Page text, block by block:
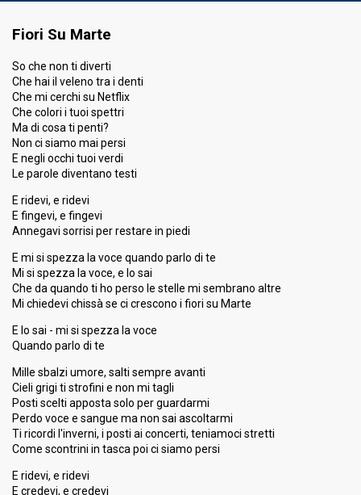
Fiori Su Marte
So che non ti diverti
Che hai il veleno tra i denti
Che mi cerchi su Netflix
Che colori i tuoi spettri
Ma di cosa ti penti?
Non ci siamo mai persi
E negli occhi tuoi verdi
Le parole diventano testi
E ridevi, e ridevi
E fingevi, e fingevi
Annegavi sorrisi per restare in piedi
E mi si spezza la voce quando parlo di te
Mi si spezza la voce, e lo sai
Che da quando ti ho perso le stelle mi sembrano altre
Mi chiedevi chissà se ci crescono i fiori su Marte
E lo sai - mi si spezza la voce
Quando parlo di te
Mille sbalzi umore, salti sempre avanti
Cieli grigi ti strofini e non mi tagli
Posti scelti apposta solo per guardarmi
Perdo voce e sangue ma non sai ascoltarmi
Ti ricordi l'inverni, i posti ai concerti, teniamoci stretti
Come scontrini in tasca poi ci siamo persi
E ridevi, e ridevi
E credevi, e credevi